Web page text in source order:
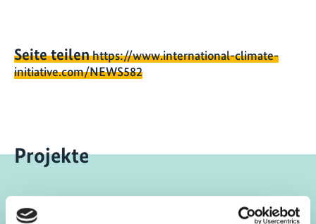
Seite teilenhttps://www.international-climate-
initiative.com/NEWS582
Projekte
Vorherige
City Climate Finance Gap Fund I - World Bank